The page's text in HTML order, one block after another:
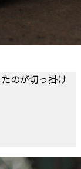
のが切っ掛け